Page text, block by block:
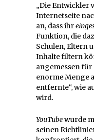
„Die Entwickler
Internetseite
an, dass ihr
Funktion, die
Schulen, Eltern
Inhalte filtern
angemessen
enorme Menge
entfernte“, wie
wird.
YouTubewurde
seinen